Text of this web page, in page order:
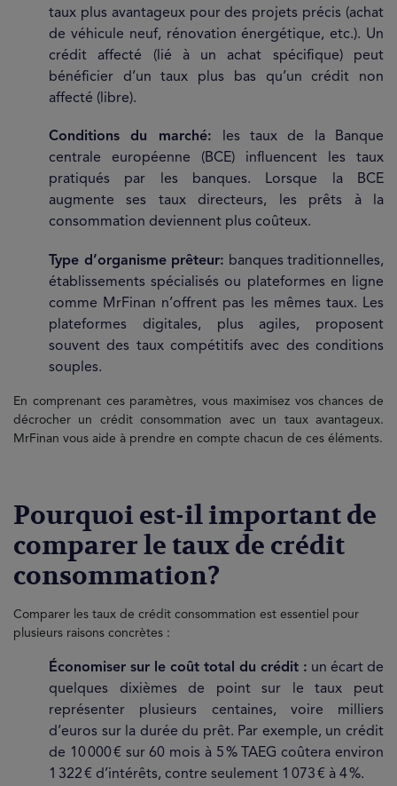
taux plus avantageux pour des projets précis (achat
de véhicule neuf, rénovation énergétique, etc.). Un
crédit affecté (lié à un achat spécifique) peut
bénéficier d’un taux plus bas qu’un crédit non
affecté (libre).
Conditions du marché:
les taux de la Banque
centrale européenne (BCE) influencent les taux
pratiqués par les banques. Lorsque la BCE
augmente ses taux directeurs, les prêts à la
consommation deviennent plus coûteux.
Type d’organisme prêteur: banques traditionnelles,
établissements spécialisés ou plateformes en ligne
comme MrFinan n’offrent pas les mêmes taux. Les
plateformes digitales, plus agiles, proposent
souvent des taux compétitifs avec des conditions
souples.
En comprenant ces paramètres, vous maximisez vos chances de
décrocher un crédit consommation avec un taux avantageux.
MrFinan vous aide à prendre en compte chacun de ces éléments.
Pourquoi est-il important de
comparer le taux de crédit
consommation?
Comparer les taux de crédit consommation est essentiel pour
plusieurs raisons concrètes :
Économiser sur le coût total du crédit : un écart de
quelques dixièmes de point sur le taux peut
représenter plusieurs centaines, voire milliers
d’euros sur la durée du prêt. Par exemple, un crédit
de 10 000 € sur 60 mois à 5 % TAEG coûtera environ
1 322 € d’intérêts, contre seulement 1 073 € à 4 %.